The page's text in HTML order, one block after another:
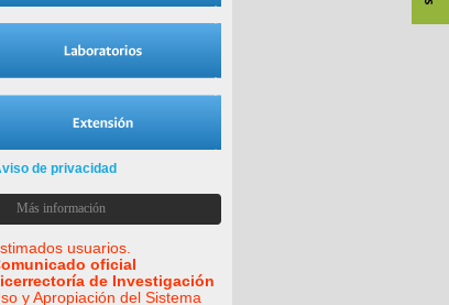
de privacidad
Más información
usuarios.
oficial
de Investigación
y Apropiación del Sistema